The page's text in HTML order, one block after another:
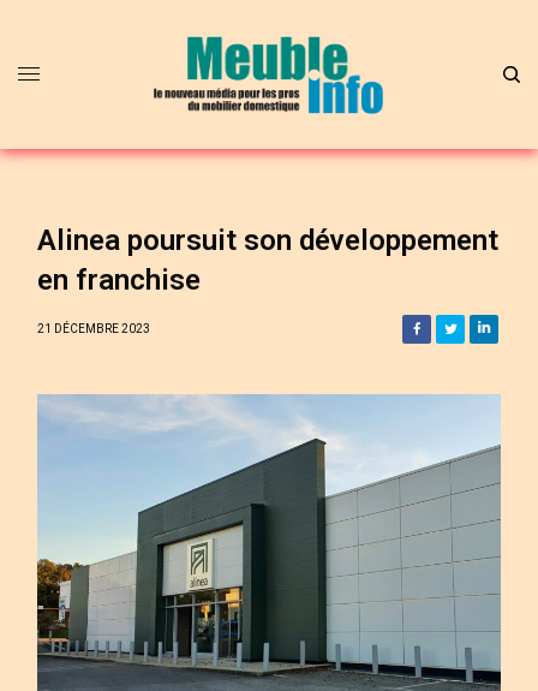
Alinea poursuit son développement
en franchise
21 DÉCEMBRE 2023